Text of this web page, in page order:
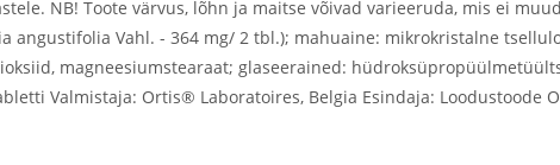
NB! Toote värvus, lõhn ja maitse võivad varieeruda, mis ei
Vahl. - 364 mg/ 2 tbl.); mahuaine: mikrokristalne
magneesiumstearaat; glaseerained:
Valmistaja: Ortis® Laboratoires, Belgia Esindaja: Loodustoode